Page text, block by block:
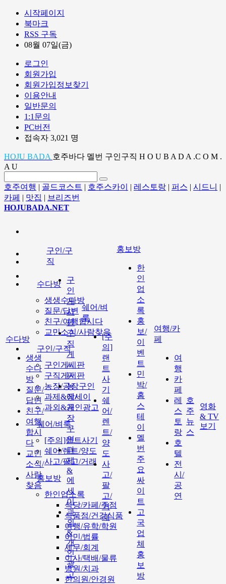
시작페이지
북마크
RSS 구독
08월 07일(금)
로그인
회원가입
회원가입정보찾기
이용안내
일반문의
1:1문의
PC버전
접속자 3,021 명
HOJU BADA 호주바다 멜번 구인구직 H O U B A D A .C O M .
A U
호주여행 | 골드코스트 | 호주스카이 | 레스토랑 | 퍼스 | 시드니 |
카페 | 맛집 | 브리즈번
HOJUBADA.NET
수다방
생생수다방
질문/답변
친구/여행합시다
교민소식/사람찾음
구인/구직
구인게시판
구직게시판
농장/공장구인
과제&에세이
과외&개인광고
쉐어/벼룩
[주의]랜트사기
쉐어/렌트/양도
사고/팔고/거래
홍보방
한인업소록
식당/카페/주점
식품점/건강식품
여행/유학/학원
이민/법률
세무/회계
이사/택배/물류
병원/치과
한의원/안경원
수다방
생생
수다
방
질문/
답변
친구/
여행
합시
다
교민
소식/
사람
찾음
구인/구
직
구
인
게
시
판
구
직
게
시
판
농
장/
공
장
구
인
과
제
&
에
세
이
과
외
&
개
인
광
고
쉐어/벼
룩
[주
의]
랜
트
사
기
쉐
어/
렌
트/
양
도
사
고/
팔
고/
거
래
홍보방
한
인
업
소
록
홍
보/
이
벤
트
민
박/
홈
스
테
이
멜
번
주
요
싸
이
트
고
국
업
체
홍
보
방
여행/카
페
여
행
카
페
레
스
토
랑
호
텔
전
시/
공
연
호
주
뉴
스
영화
& TV
보기